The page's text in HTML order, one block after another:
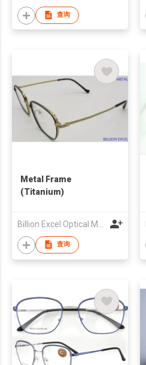
查询
Metal Frame
(Titanium)
查询